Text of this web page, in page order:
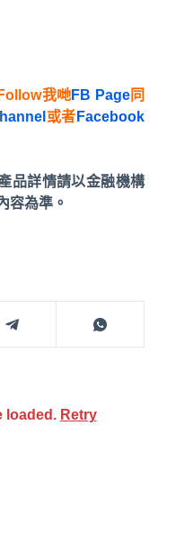
我哋FB Page同
或者 Facebook
品詳情請以金融機構
容為準。
loaded. Retry